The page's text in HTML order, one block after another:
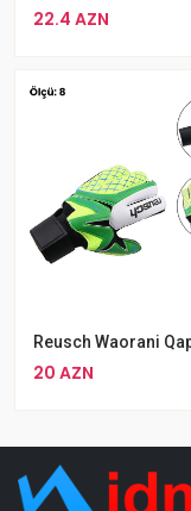
22.4 AZN
20 AZN